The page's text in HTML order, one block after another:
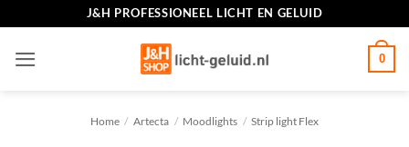
inhoud
J&H PROFESSIONEEL LICHT EN GELUID
0
Home / Artecta / Moodlights / Strip light Flex